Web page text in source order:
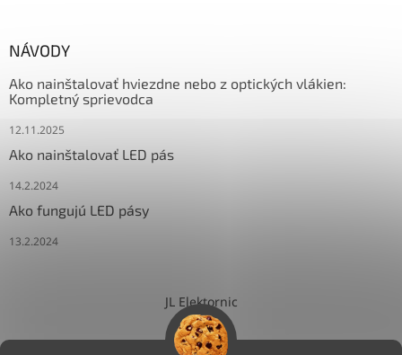
NÁVODY
Ako nainštalovať hviezdne nebo z optických vlákien:
Kompletný sprievodca
12.11.2025
Ako nainštalovať LED pás
14.2.2024
Ako fungujú LED pásy
13.2.2024
JL Elektornic